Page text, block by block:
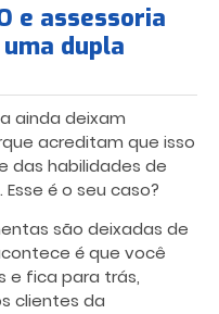
e assessoria
dupla
ainda deixam
acreditam que isso
das habilidades de
é o seu caso?
são deixadas de
é que você
e fica para trás,
clientes da